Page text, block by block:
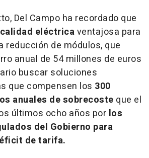
Del Campo ha recordado que
eléctricaventajosa para
reducción de módulos, que
anual de 54 millones de euros
buscar soluciones
que compensen los 300
anuales de sobrecoste que el
últimos ocho años por los
del Gobierno para
de tarifa.